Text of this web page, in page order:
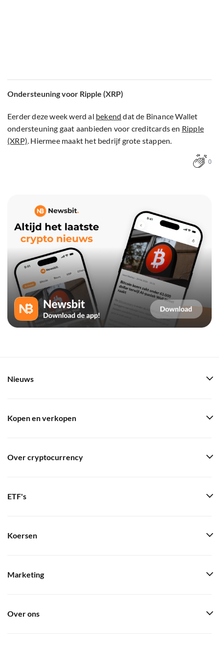
Ondersteuning voor Ripple (XRP)
Eerder deze week werd al bekend dat de Binance Wallet
ondersteuning gaat aanbieden voor creditcards en Ripple
(XRP). Hiermee maakt het bedrijf grote stappen.
0
Nieuws
Kopen en verkopen
Over cryptocurrency
ETF's
Koersen
Marketing
Over ons